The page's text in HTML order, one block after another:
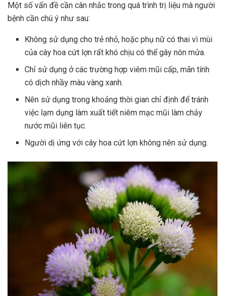
Một số vấn đề cần cân nhắc trong quá trình trị liệu mà người
bệnh cần chú ý như sau:
Không sử dụng cho trẻ nhỏ, hoặc phụ nữ có thai vì mùi
của cây hoa cứt lợn rất khó chịu có thể gây nôn mửa.
Chỉ sử dụng ở các trường hợp viêm mũi cấp, mãn tính
có dịch nhầy màu vàng xanh.
Nên sử dụng trong khoảng thời gian chỉ định để tránh
việc lạm dụng làm xuất tiết niêm mạc mũi làm chảy
nước mũi liên tục.
Người dị ứng với cây hoa cứt lợn không nên sử dụng.